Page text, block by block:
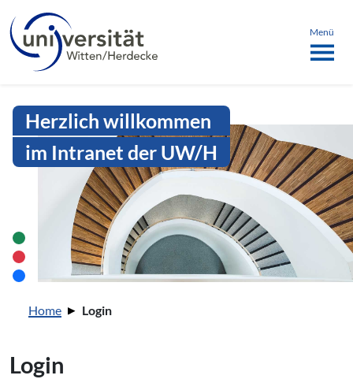
Intranet Uni WH | Login
Menü
Sprachmenü
schließen
Herzlich willkommen
im Intranet der UW/H
Sie sind hier:
Home Login
Login